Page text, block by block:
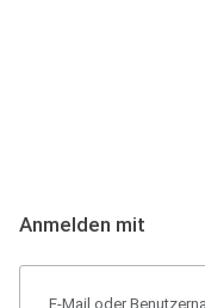
Anmelden mit